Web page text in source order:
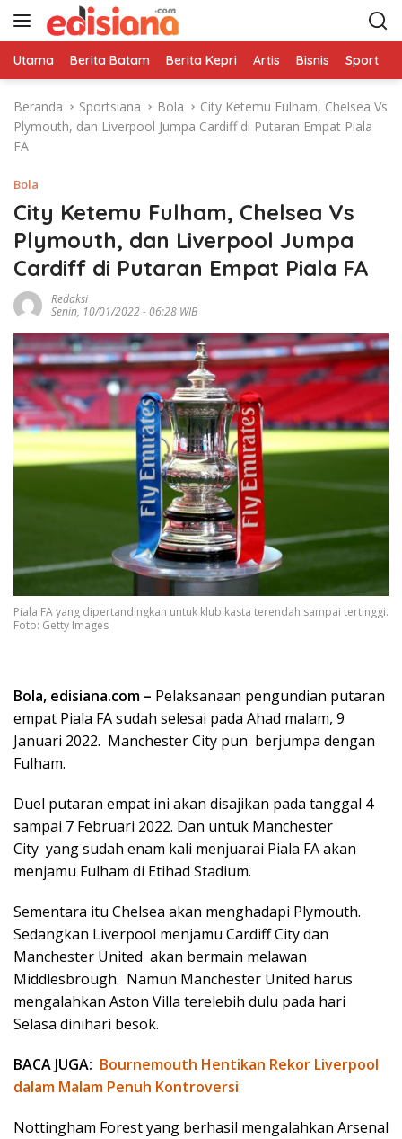
Utama Berita Batam Berita Kepri Artis Bisnis Sport
Beranda Sportsiana Bola
City Ketemu Fulham, Chelsea Vs
Plymouth, dan Liverpool Jumpa Cardiff di Putaran Empat Piala
FA
Bola
City Ketemu Fulham, Chelsea Vs
Plymouth, dan Liverpool Jumpa
Cardiff di Putaran Empat Piala FA
Redaksi
Senin, 10/01/2022 - 06:28 WIB
Piala FA yang dipertandingkan untuk klub kasta terendah sampai tertinggi.
Foto: Getty Images
Bola, edisiana.com – Pelaksanaan pengundian putaran
empat Piala FA sudah selesai pada Ahad malam, 9
Januari 2022. Manchester City pun berjumpa dengan
Fulham.
Duel putaran empat ini akan disajikan pada tanggal 4
sampai 7 Februari 2022. Dan untuk Manchester
City yang sudah enam kali menjuarai Piala FA akan
menjamu Fulham di Etihad Stadium.
Sementara itu Chelsea akan menghadapi Plymouth.
Sedangkan Liverpool menjamu Cardiff City dan
Manchester United akan bermain melawan
Middlesbrough. Namun Manchester United harus
mengalahkan Aston Villa terelebih dulu pada hari
Selasa dinihari besok.
BACA JUGA: Bournemouth Hentikan Rekor Liverpool
dalam Malam Penuh Kontroversi
Nottingham Forest yang berhasil mengalahkan Arsenal